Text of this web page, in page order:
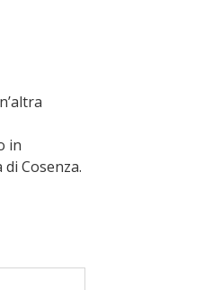
in
Cosenza.